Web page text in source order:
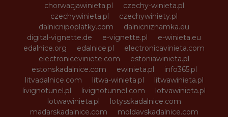
chorwacjawinieta.pl
czechy-winieta.pl
czechywinieta.pl
czechywiniety.pl
dalnicnipoplatky.com
dalnicniznamka.eu
digital-vignette.de
e-vignette.pl
e-winieta.eu
edalnice.org
edalnice.pl
electronicavinieta.com
electroniceviniete.com
estoniawinieta.pl
estonskadalnice.com
ewinieta.pl
info365.pl
litvadalnice.com
litwa-winieta.pl
litwawinieta.pl
livignotunel.pl
livignotunnel.com
lotvawinieta.pl
lotwawinieta.pl
lotysskadalnice.com
madarskadalnice.com
moldavskadalnice.com